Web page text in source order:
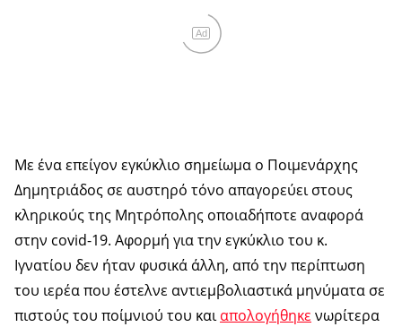
Ad
Με ένα επείγον εγκύκλιο σημείωμα ο Ποιμενάρχης
Δημητριάδος σε αυστηρό τόνο απαγορεύει στους
κληρικούς της Μητρόπολης οποιαδήποτε αναφορά
στην covid-19. Αφορμή για την εγκύκλιο του κ.
Ιγνατίου δεν ήταν φυσικά άλλη, από την περίπτωση
του ιερέα που έστελνε αντιεμβολιαστικά μηνύματα σε
πιστούς του ποίμνιού του καιαπολογήθηκε νωρίτερα